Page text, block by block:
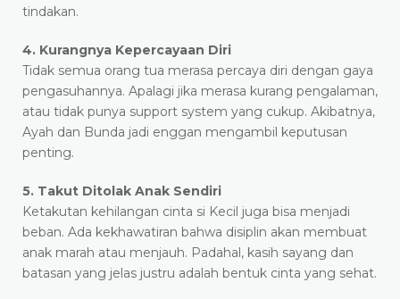
tindakan.
4. Kurangnya Kepercayaan Diri
Tidak semua orang tua merasa percaya diri dengan gaya
pengasuhannya. Apalagi jika merasa kurang pengalaman,
atau tidak punya support system yang cukup. Akibatnya,
Ayah dan Bunda jadi enggan mengambil keputusan
penting.
5. Takut Ditolak Anak Sendiri
Ketakutan kehilangan cinta si Kecil juga bisa menjadi
beban. Ada kekhawatiran bahwa disiplin akan membuat
anak marah atau menjauh. Padahal, kasih sayang dan
batasan yang jelas justru adalah bentuk cinta yang sehat.